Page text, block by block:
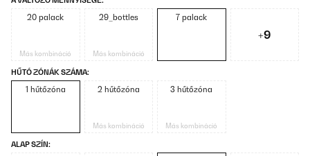
20 palack
Más kombináció
29_bottles
Más kombináció
7 palack
+9
HŰTÓ ZÓNÁK SZÁMA:
1 hűtőzóna 2 hűtőzóna
Más kombináció
3 hűtőzóna
Más kombináció
ALAP SZÍN: